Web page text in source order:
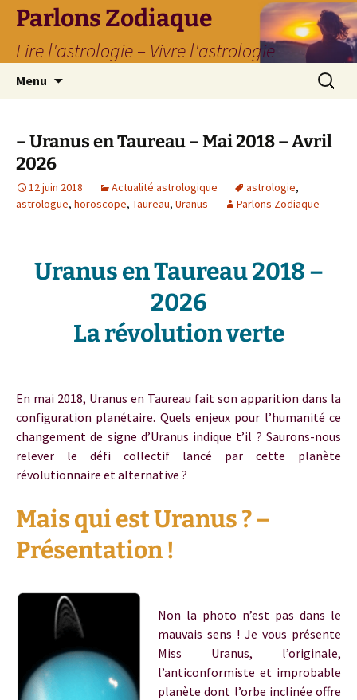
Parlons Zodiaque
Lire l'astrologie – Vivre l'astrologie
Menu
– Uranus en Taureau – Mai 2018 – Avril
2026
12 juin 2018 Actualité astrologique astrologie,
astrologue, horoscope, Taureau, Uranus Parlons Zodiaque
Uranus en Taureau 2018 –
2026
La révolution verte
En mai 2018, Uranus en Taureau fait son apparition dans la
configuration planétaire. Quels enjeux pour l’humanité ce
changement de signe d’Uranus indique t’il ? Saurons-nous
relever le défi collectif lancé par cette planète
révolutionnaire et alternative ?
Mais qui est Uranus ? –
Présentation !
Non la photo n’est pas dans le
mauvais sens ! Je vous présente
Miss Uranus, l’originale,
l’anticonformiste et improbable
planète dont l’orbe inclinée offre